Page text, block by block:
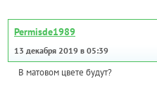
Permisde1989
13 декабря 2019 в 05:39
В матовом цвете будут?